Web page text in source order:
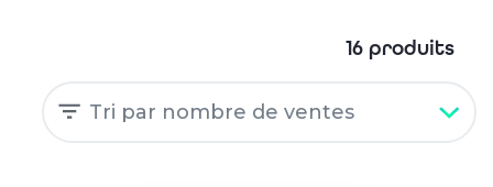
16 produits